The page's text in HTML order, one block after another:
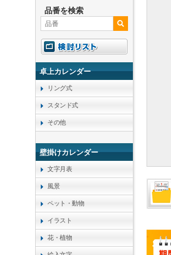
品番を検索
卓上カレンダー
リング式
スタンド式
その他
壁掛けカレンダー
文字月表
風景
ペット・動物
イラスト
花・植物